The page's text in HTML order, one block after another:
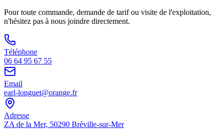
Pour toute commande, demande de tarif ou visite de l'exploitation,
n'hésitez pas à nous joindre directement.
Téléphone
06 64 95 67 55
Email
earl-longuet@orange.fr
Adresse
ZA de la Mer, 50290 Bréville-sur-Mer